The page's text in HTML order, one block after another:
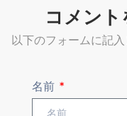
コメン
以下のフォームに記
名前